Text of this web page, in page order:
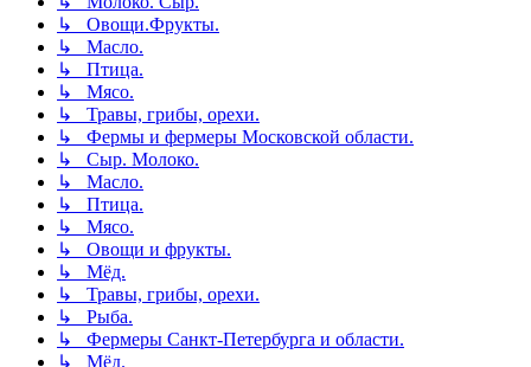
↳ Овощи.Фрукты.
↳ Масло.
↳ Птица.
↳ Мясо.
↳ Травы, грибы, орехи.
↳ Фермы и фермеры Московской области.
↳ Сыр. Молоко.
↳ Масло.
↳ Птица.
↳ Мясо.
↳ Овощи и фрукты.
↳ Мёд.
↳ Травы, грибы, орехи.
↳ Рыба.
↳ Фермеры Санкт-Петербурга и области.
↳ Мёд.